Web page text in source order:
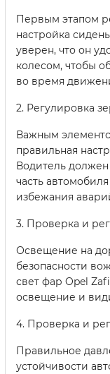
Первым этапом
настройка
уверен, что он
колесом, чтобы
во время
2. Регулировка
Важным
правильная
Водитель
часть
избежания
3. Проверка и
Освещение на
безопасности
свет фар Opel
освещение и
4. Проверка и
Правильное
устойчивости